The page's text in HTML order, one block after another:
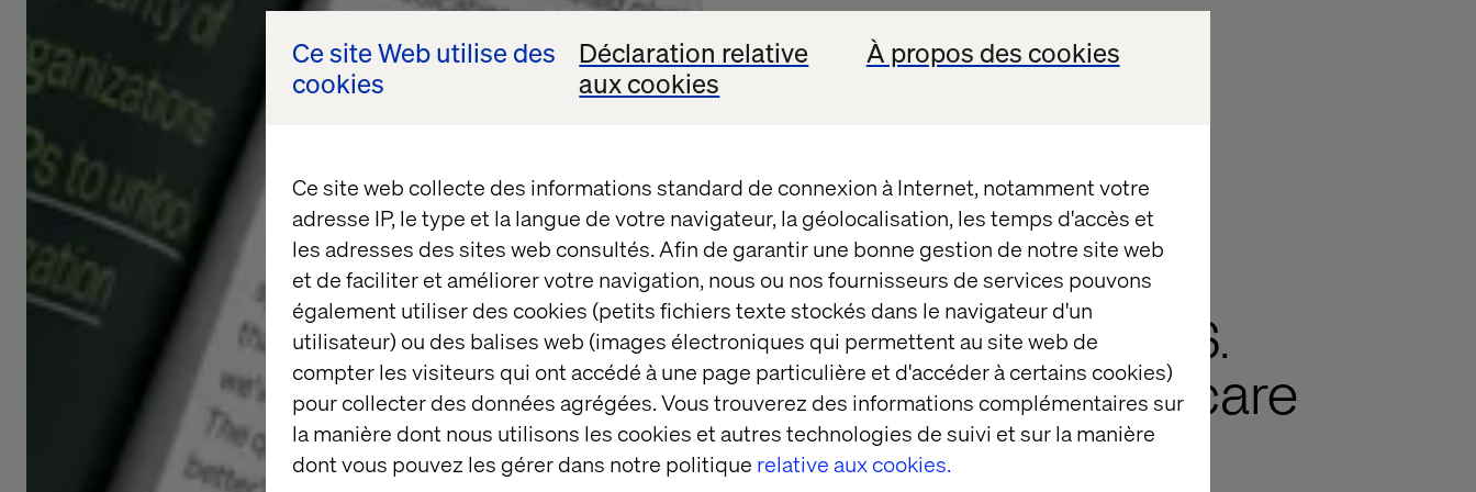
Ce site Web utilise des
cookies
Déclaration relative
aux cookies
À propos des cookies
Ce site web collecte des informations standard de connexion à Internet, notamment votre
adresse IP, le type et la langue de votre navigateur, la géolocalisation, les temps d'accès et
les adresses des sites web consultés. Afin de garantir une bonne gestion de notre site web
et de faciliter et améliorer votre navigation, nous ou nos fournisseurs de services pouvons
également utiliser des cookies (petits fichiers texte stockés dans le navigateur d'un
utilisateur) ou des balises web (images électroniques qui permettent au site web de
compter les visiteurs qui ont accédé à une page particulière et d'accéder à certains cookies)
pour collecter des données agrégées. Vous trouverez des informations complémentaires sur
la manière dont nous utilisons les cookies et autres technologies de suivi et sur la manière
dont vous pouvez les gérer dans notre politique relative aux cookies.
Emerging
experiences in U.S.
consumer healthcare